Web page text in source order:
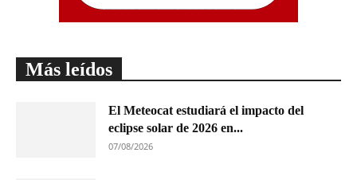
Más leídos
El Meteocat estudiará el impacto del
eclipse solar de 2026 en...
07/08/2026